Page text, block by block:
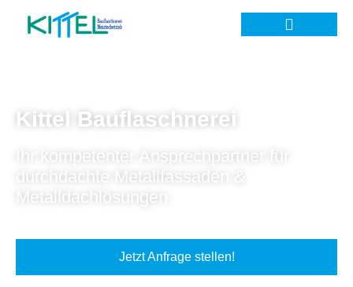
Kittel Bauflaschnerei
Ihr kompetenter Ansprechpartner für
durchdachte Metallfassaden &
Metalldachlösungen.
Jetzt Anfrage stellen!